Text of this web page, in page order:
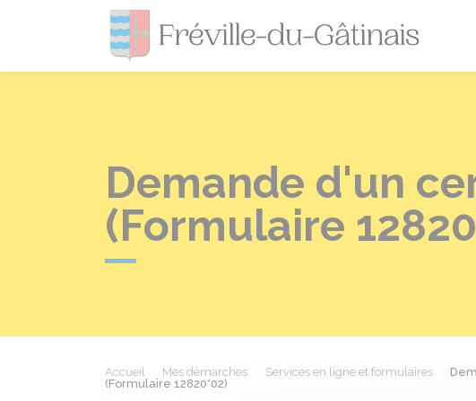
Demande d'un
(Formulaire
Accueil Mes démarches Services en ligne et formulaires
(Formulaire 12820*02)